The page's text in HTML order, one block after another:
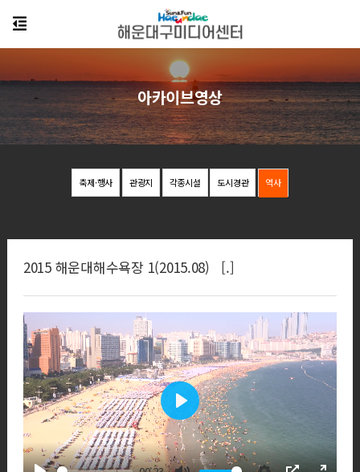
축제·행사 관광지 각종시설 도시경관 역사
아카이브영상
2015 해운대해수욕장 1(2015.08) [.]
Play